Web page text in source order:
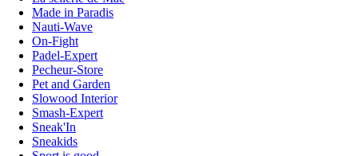
Made in Paradis
Nauti-Wave
On-Fight
Padel-Expert
Pecheur-Store
Pet and Garden
Slowood Interior
Smash-Expert
Sneak'In
Sneakids